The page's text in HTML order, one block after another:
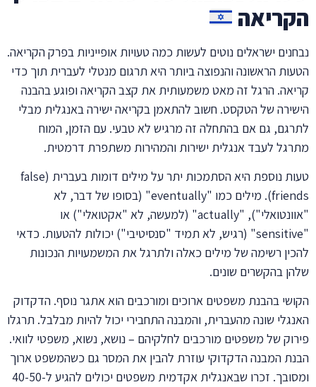
הקריאה
נבחנים ישראלים נוטים לעשות כמה טעויות אופייניות בפרק הקריאה.
הטעות הראשונה והנפוצה ביותר היא תרגום מנטלי לעברית תוך כדי
קריאה. הרגל זה מאט משמעותית את קצב הקריאה ופוגע בהבנה
הישירה של הטקסט. חשוב להתאמן בקריאה ישירה באנגלית מבלי
לתרגם, גם אם בהתחלה זה מרגיש לא טבעי. עם הזמן, המוח
מתרגל לעבד אנגלית ישירות והמהירות משתפרת דרמטית.
טעות נוספת היא הסתמכות יתר על מילים דומות בעברית (false
friends). מילים כמו "eventually" (בסופו של דבר, לא
"אוונטואלי"), "actually" (למעשה, לא "אקטואלי") או
"sensitive" (רגיש, לא תמיד "סנסיטיבי") יכולות להטעות. כדאי
להכין רשימה של מילים כאלה ולתרגל את המשמעויות הנכונות
שלהן בהקשרים שונים.
הקושי בהבנת משפטים ארוכים ומורכבים הוא אתגר נוסף. הדקדוק
האנגלי שונה מהעברית, והמבנה התחבירי יכול להיות מבלבל. תרגלו
פירוק של משפטים מורכבים לחלקיהם – נושא, נשוא, משפטי לוואי.
הבנת המבנה הדקדוקי עוזרת להבין את המסר גם כשהמשפט ארוך
ומסובך. זכרו שבאנגלית אקדמית משפטים יכולים להגיע ל-40-50